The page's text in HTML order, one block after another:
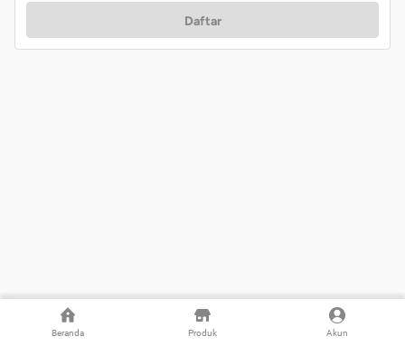
Beranda Produk Akun
Daftar